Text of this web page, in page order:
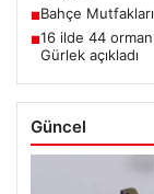
■Bahçe
■16 ilde 44 orman
Gürlek açıkladı
Güncel